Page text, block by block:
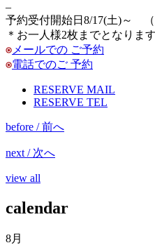
–
予約受付開始日8/17(土)～ （
＊お一人様2枚までとなりま
メールでの ご予約
電話でのご 予約
RESERVE MAIL
RESERVE TEL
before / 前へ
next / 次へ
view all
calendar
8月